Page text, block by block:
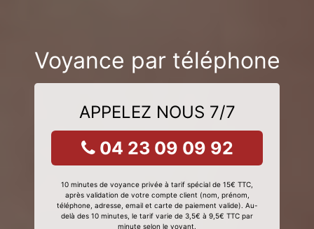
Voyance par téléphone
APPELEZ NOUS 7/7
04 23 09 09 92
10 minutes de voyance privée à tarif spécial de 15€ TTC,
après validation de votre compte client (nom, prénom,
téléphone, adresse, email et carte de paiement valide). Au-
delà des 10 minutes, le tarif varie de 3,5€ à 9,5€ TTC par
minute selon le voyant.